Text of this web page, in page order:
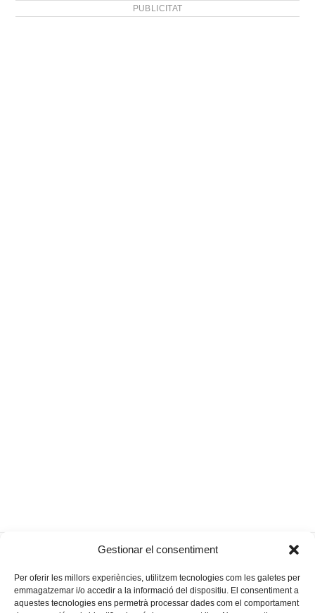
Gestionar el consentiment
Per oferir les millors experiències, utilitzem tecnologies com les galetes per
emmagatzemar i/o accedir a la informació del dispositiu. El consentiment a
aquestes tecnologies ens permetrà processar dades com el comportament
PUBLICITAT
next